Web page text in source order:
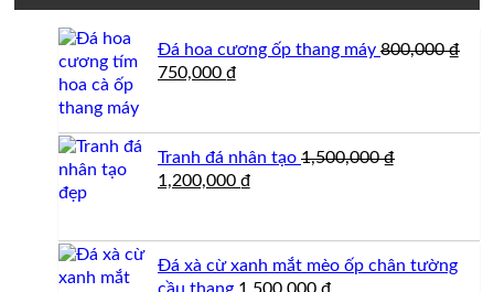
Đá hoa cương ốp thang máy 800,000₫
Giá
750,000 ₫
750,000 ₫.
Tranh đá nhân tạo 1,500,000₫
Giá
1,200,000 ₫
1,200,000 ₫.
Đá xà cừ xanh mắt mèo ốp chân tường
cầu thang 1,500,000 ₫